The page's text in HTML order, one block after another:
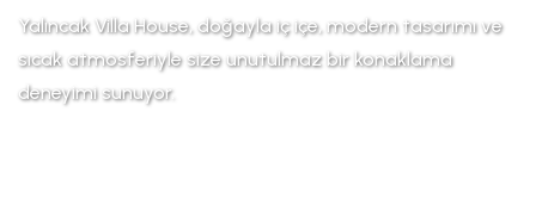
Yalıncak Villa House, doğayla iç içe, modern tasarımı ve
sıcak atmosferiyle size unutulmaz bir konaklama
deneyimi sunuyor.